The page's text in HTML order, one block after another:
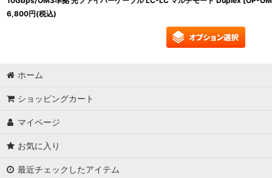
6,800円(税込)
ホーム
ショッピングカート
マイページ
お気に入り
最近チェックしたアイテム